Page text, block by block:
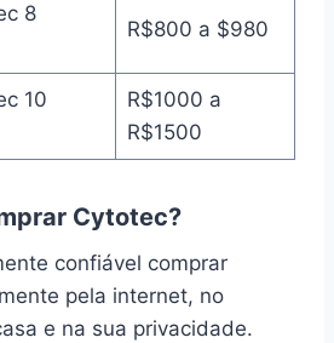
8
R$800 a $980
10
R$1000 a
R$1500
Cytotec?
confiável comprar
pela internet, no
e na sua privacidade.